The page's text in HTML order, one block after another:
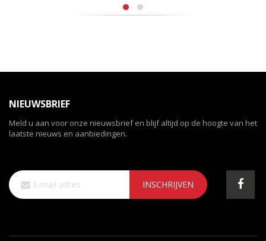
NIEUWSBRIEF
Meld u aan voor onze nieuwsbrief en blijf altijd op de hoogte van het
laatste nieuws en aanbiedingen.
Abonneer
u
op
INSCHRIJVEN